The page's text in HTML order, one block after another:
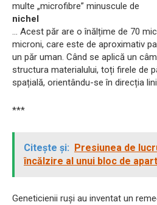
multe „microfibre” minuscule de
nichel
... Acest păr are o înălțime de 70
microni, care este de aproximativ
un păr uman. Când se aplică un
structura materialului, toți firele de
spațială, orientându-se în direcția
***
Citește și:
Presiunea de
încălzire al unui bloc de
Geneticienii ruși au inventat un